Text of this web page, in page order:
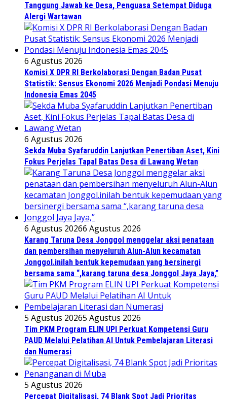
Tanggung Jawab ke Desa, Penguasa Setempat Diduga
Alergi Wartawan
6 Agustus 2026
Komisi X DPR RI Berkolaborasi Dengan Badan Pusat
Statistik: Sensus Ekonomi 2026 Menjadi Pondasi Menuju
Indonesia Emas 2045
6 Agustus 2026
Sekda Muba Syafaruddin Lanjutkan Penertiban Aset, Kini
Fokus Perjelas Tapal Batas Desa di Lawang Wetan
6 Agustus 20266 Agustus 2026
Karang Taruna Desa Jonggol menggelar aksi penataan
dan pembersihan menyeluruh Alun-Alun kecamatan
Jonggol.inilah bentuk kepemudaan yang bersinergi
bersama sama “,karang taruna desa Jonggol Jaya Jaya,”
5 Agustus 20265 Agustus 2026
Tim PKM Program ELIN UPI Perkuat Kompetensi Guru
PAUD Melalui Pelatihan AI Untuk Pembelajaran Literasi
dan Numerasi
5 Agustus 2026
Percepat Digitalisasi, 74 Blank Spot Jadi Prioritas